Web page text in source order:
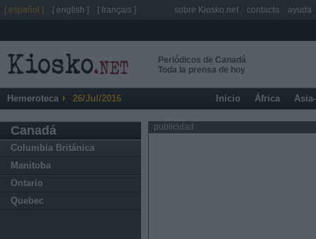
Periódicos de Canadá
Toda la prensa de hoy
Hemeroteca 26/Jul/2016 Inicio África
Canadá
Columbia Británica
Manitoba
Ontario
Quebec
publicidad
[ español ] [ english ] [ français ] sobre Kiosko.net contacto ayuda